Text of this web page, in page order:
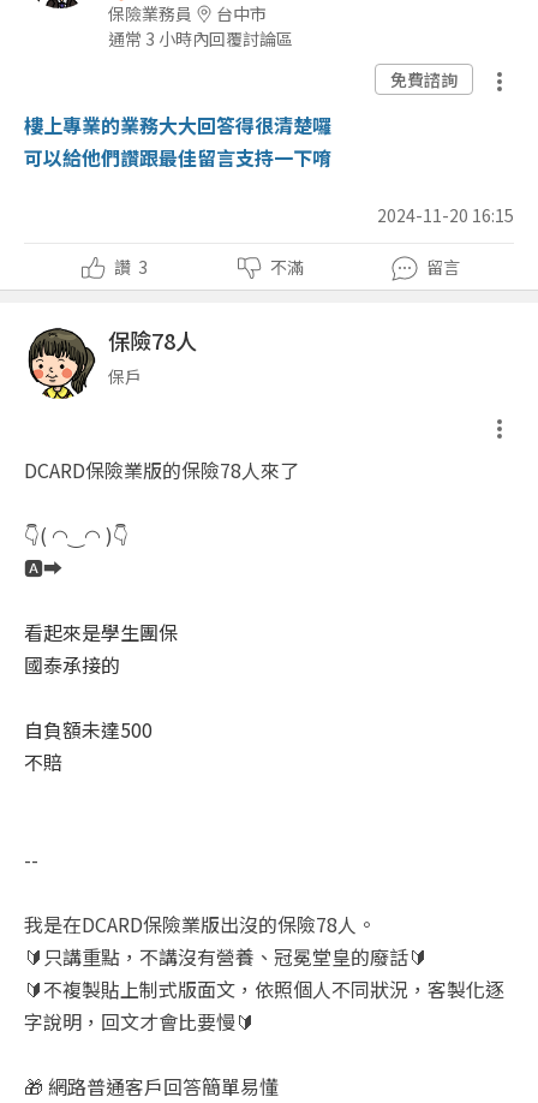
保險業務員
台中市
通常 3 小時內回覆討論區
免費諮詢
樓上專業的業務大大回答得很清楚囉
可以給他們讚跟最佳留言支持一下唷
2024-11-20 16:15
讚 3 不滿 留言
保險78人
保戶
DCARD保險業版的保險78人來了
👇( ◠‿◠ )👇
🅰️➡️
看起來是學生團保
國泰承接的
自負額未達500
不賠
--
我是在DCARD保險業版出沒的保險78人。
🔰只講重點，不講沒有營養、冠冕堂皇的廢話🔰
🔰不複製貼上制式版面文，依照個人不同狀況，客製化逐
字說明，回文才會比要慢🔰
🎁 網路普通客戶回答簡單易懂